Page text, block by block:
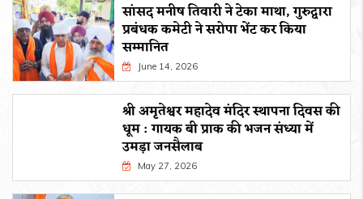
सांसद मनीष तिवारी ने टेका माथा, गुरुद्वारा
प्रबंधक कमेटी ने सरोपा भेंट कर किया
सम्मानित
June 14, 2026
श्री अमृतेश्वर महादेव मंदिर स्थापना दिवस की
धूम : गायक बी प्राक की भजन संध्या में
उमड़ा जनसैलाब
May 27, 2026